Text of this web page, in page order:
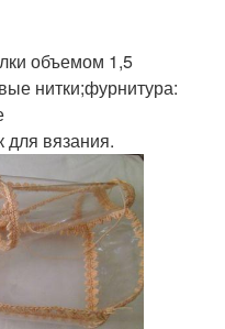
объемом 1,5
нитки;фурнитура:
для вязания.